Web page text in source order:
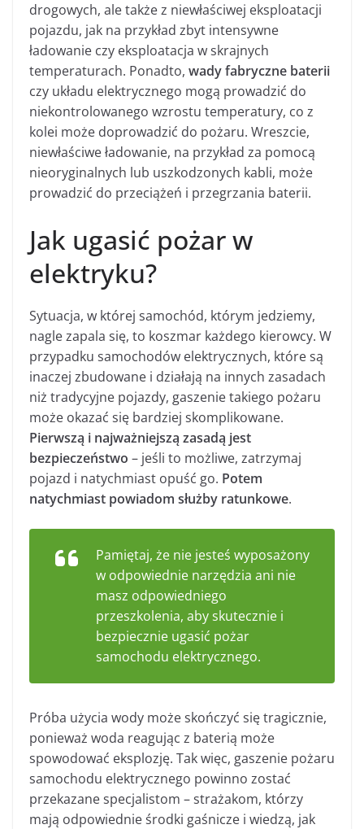
drogowych, ale także z niewłaściwej eksploatacji
pojazdu, jak na przykład zbyt intensywne
ładowanie czy eksploatacja w skrajnych
temperaturach. Ponadto, wady fabryczne baterii
czy układu elektrycznego mogą prowadzić do
niekontrolowanego wzrostu temperatury, co z
kolei może doprowadzić do pożaru. Wreszcie,
niewłaściwe ładowanie, na przykład za pomocą
nieoryginalnych lub uszkodzonych kabli, może
prowadzić do przeciążeń i przegrzania baterii.
Jak ugasić pożar w
elektryku?
Sytuacja, w której samochód, którym jedziemy,
nagle zapala się, to koszmar każdego kierowcy. W
przypadku samochodów elektrycznych, które są
inaczej zbudowane i działają na innych zasadach
niż tradycyjne pojazdy, gaszenie takiego pożaru
może okazać się bardziej skomplikowane.
Pierwszą i najważniejszą zasadą jest
bezpieczeństwo – jeśli to możliwe, zatrzymaj
pojazd i natychmiast opuść go. Potem
natychmiast powiadom służby ratunkowe.
Pamiętaj, że nie jesteś wyposażony
w odpowiednie narzędzia ani nie
masz odpowiedniego
przeszkolenia, aby skutecznie i
bezpiecznie ugasić pożar
samochodu elektrycznego.
Próba użycia wody może skończyć się tragicznie,
ponieważ woda reagując z baterią może
spowodować eksplozję. Tak więc, gaszenie pożaru
samochodu elektrycznego powinno zostać
przekazane specjalistom – strażakom, którzy
mają odpowiednie środki gaśnicze i wiedzą, jak